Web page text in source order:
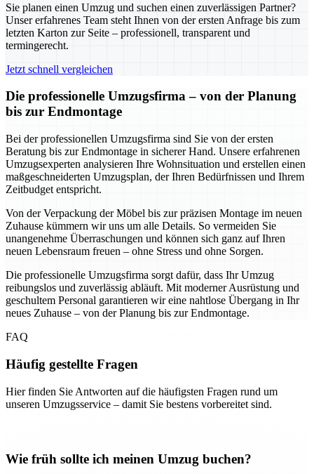
Sie planen einen Umzug und suchen einen zuverlässigen Partner?
Unser erfahrenes Team steht Ihnen von der ersten Anfrage bis zum
letzten Karton zur Seite – professionell, transparent und
termingerecht.
Jetzt schnell vergleichen
Die professionelle Umzugsfirma – von der Planung
bis zur Endmontage
Bei der professionellen Umzugsfirma sind Sie von der ersten
Beratung bis zur Endmontage in sicherer Hand. Unsere erfahrenen
Umzugsexperten analysieren Ihre Wohnsituation und erstellen einen
maßgeschneiderten Umzugsplan, der Ihren Bedürfnissen und Ihrem
Zeitbudget entspricht.
Von der Verpackung der Möbel bis zur präzisen Montage im neuen
Zuhause kümmern wir uns um alle Details. So vermeiden Sie
unangenehme Überraschungen und können sich ganz auf Ihren
neuen Lebensraum freuen – ohne Stress und ohne Sorgen.
Die professionelle Umzugsfirma sorgt dafür, dass Ihr Umzug
reibungslos und zuverlässig abläuft. Mit moderner Ausrüstung und
geschultem Personal garantieren wir eine nahtlose Übergang in Ihr
neues Zuhause – von der Planung bis zur Endmontage.
FAQ
Häufig gestellte Fragen
Hier finden Sie Antworten auf die häufigsten Fragen rund um
unseren Umzugsservice – damit Sie bestens vorbereitet sind.
Wie früh sollte ich meinen Umzug buchen?